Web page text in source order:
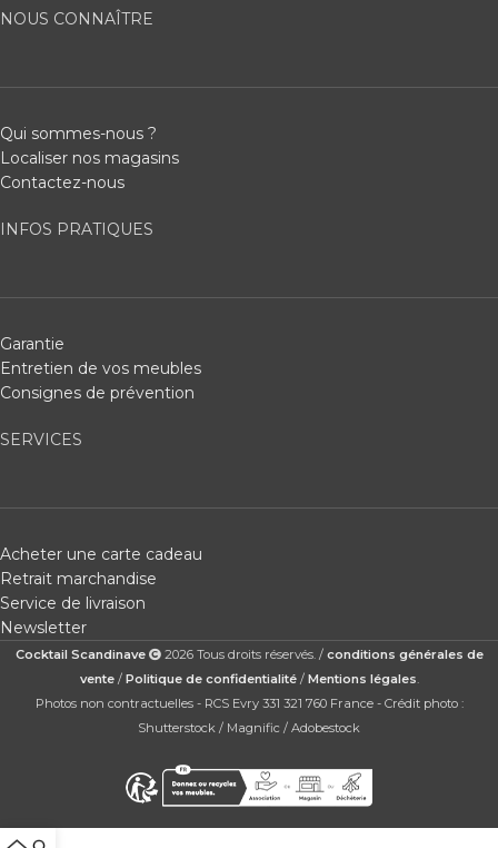
NOUS CONNAÎTRE
Qui sommes-nous ?
Localiser nos magasins
Contactez-nous
INFOS PRATIQUES
Garantie
Entretien de vos meubles
Consignes de prévention
SERVICES
Acheter une carte cadeau
Retrait marchandise
Service de livraison
Newsletter
Cocktail Scandinave 2026 Tous droits réservés. / conditions générales de
vente/ Politique de confidentialité/ Mentions légales
Photos non contractuelles - RCS Evry 331 321 760 France - Crédit photo :
Shutterstock / Magnific / Adobestock